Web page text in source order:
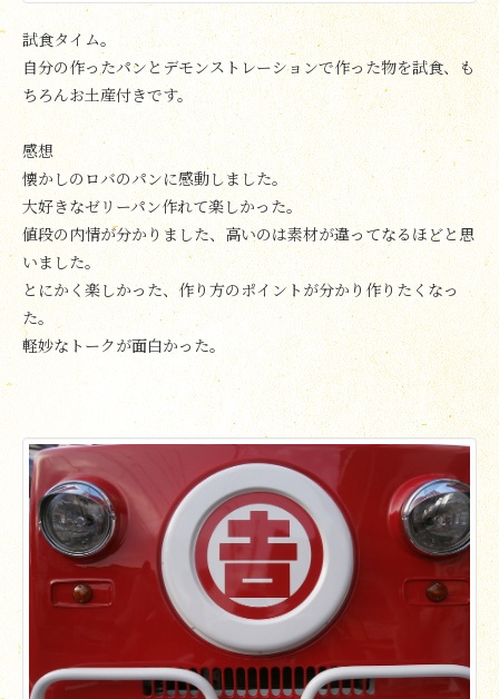
試食タイム。
自分の作ったパンとデモンストレーションで作った物を試食、も
ちろんお土産付きです。
感想
懐かしのロバのパンに感動しました。
大好きなゼリーパン作れて楽しかった。
値段の内情が分かりました、高いのは素材が違ってなるほどと思
いました。
とにかく楽しかった、作り方のポイントが分かり作りたくなっ
た。
軽妙なトークが面白かった。